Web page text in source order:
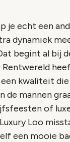
echt een
dynamiek
begint al bij
kwaliteit
de mannen
of
Loo
een mooie